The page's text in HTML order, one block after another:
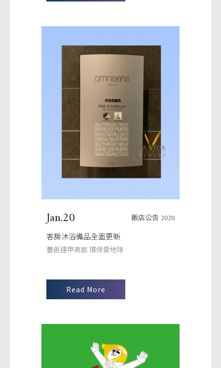
Jan.20 飯店公告 2020
客房沐浴備品全面更新
豐邑逢甲商旅 環保愛地球
Read More